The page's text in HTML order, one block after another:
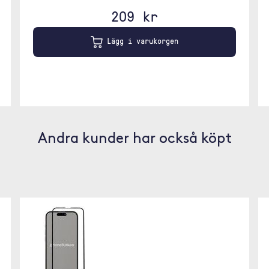
209 kr
Lägg i varukorgen
Andra kunder har också köpt